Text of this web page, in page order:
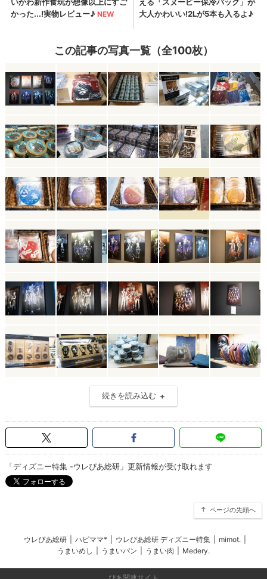
この記事の写真一覧（全100枚）
続きを読み込む
「ディズニー特集 -ウレぴあ総研」更新情報が受け取れます
ページの先頭へ
ウレぴあ総研 ハピママ* ウレぴあ総研 ディズニー特集 mimot.
うまいめし
うまいパン うまい肉 Medery.